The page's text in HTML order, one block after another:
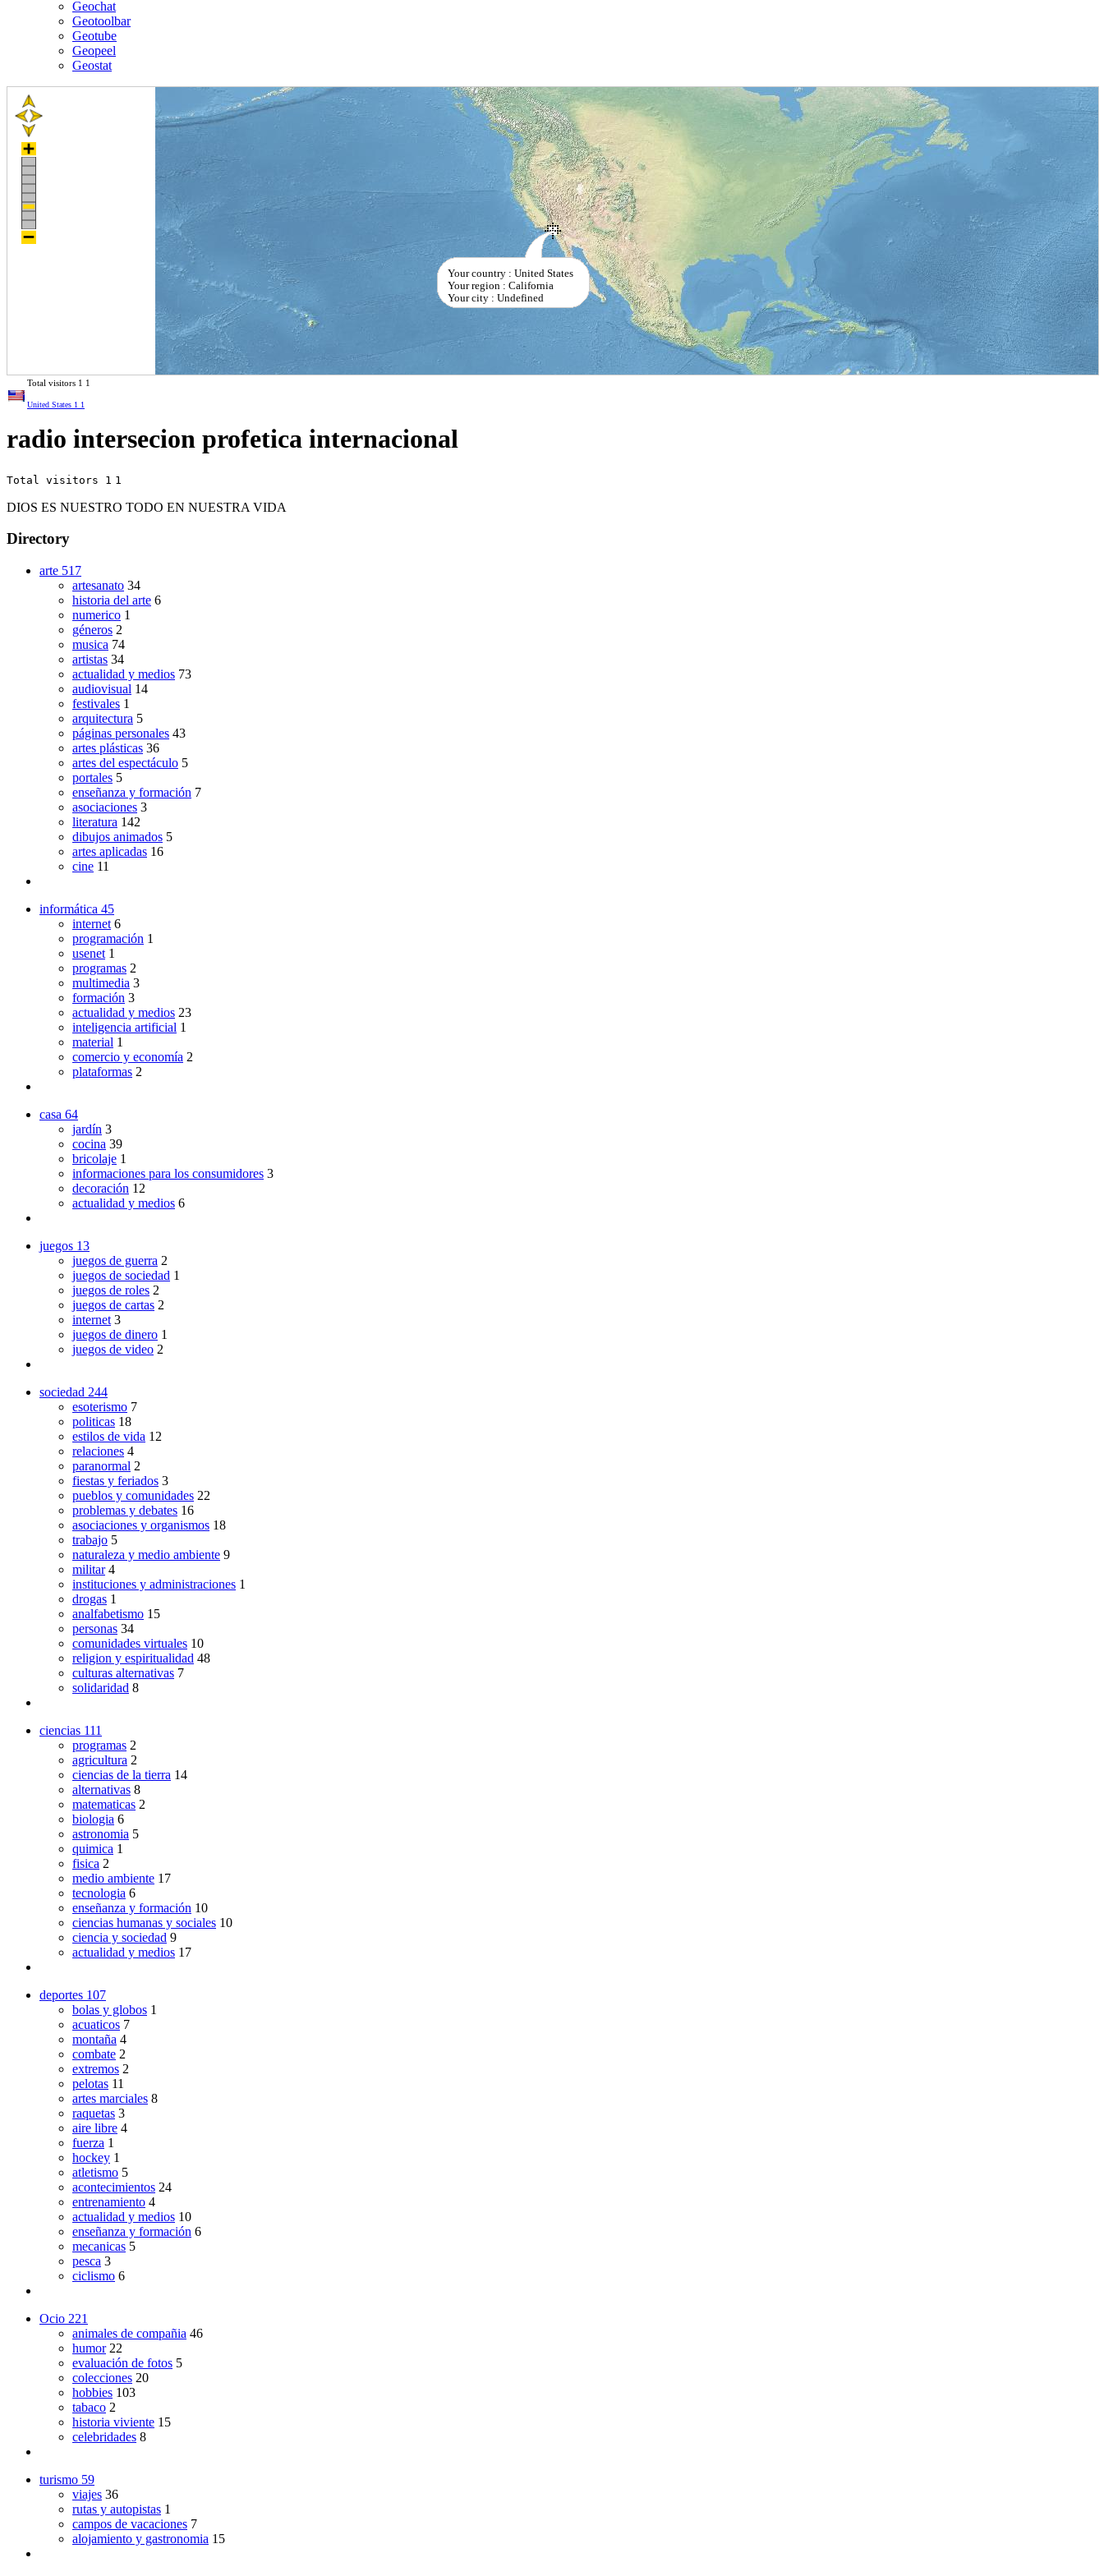
Geochat
Geotoolbar
Geotube
Geopeel
Geostat
Your country : United States
Your region : California
Your city : Undefined
Total visitors 1 1
United States 1 1
radio intersecion profetica internacional
Total visitors 1 1
DIOS ES NUESTRO TODO EN NUESTRA VIDA
Directory
arte 517
artesanato 34
historia del arte 6
numerico 1
géneros 2
musica 74
artistas 34
actualidad y medios 73
audiovisual 14
festivales 1
arquitectura 5
páginas personales 43
artes plásticas 36
artes del espectáculo 5
portales 5
enseñanza y formación 7
asociaciones 3
literatura 142
dibujos animados 5
artes aplicadas 16
cine 11
informática 45
internet 6
programación 1
usenet 1
programas 2
multimedia 3
formación 3
actualidad y medios 23
inteligencia artificial 1
material 1
comercio y economía 2
plataformas 2
casa 64
jardín 3
cocina 39
bricolaje 1
informaciones para los consumidores 3
decoración 12
actualidad y medios 6
juegos 13
juegos de guerra 2
juegos de sociedad 1
juegos de roles 2
juegos de cartas 2
internet 3
juegos de dinero 1
juegos de video 2
sociedad 244
esoterismo 7
politicas 18
estilos de vida 12
relaciones 4
paranormal 2
fiestas y feriados 3
pueblos y comunidades 22
problemas y debates 16
asociaciones y organismos 18
trabajo 5
naturaleza y medio ambiente 9
militar 4
instituciones y administraciones 1
drogas 1
analfabetismo 15
personas 34
comunidades virtuales 10
religion y espiritualidad 48
culturas alternativas 7
solidaridad 8
ciencias 111
programas 2
agricultura 2
ciencias de la tierra 14
alternativas 8
matematicas 2
biologia 6
astronomia 5
quimica 1
fisica 2
medio ambiente 17
tecnologia 6
enseñanza y formación 10
ciencias humanas y sociales 10
ciencia y sociedad 9
actualidad y medios 17
deportes 107
bolas y globos 1
acuaticos 7
montaña 4
combate 2
extremos 2
pelotas 11
artes marciales 8
raquetas 3
aire libre 4
fuerza 1
hockey 1
atletismo 5
acontecimientos 24
entrenamiento 4
actualidad y medios 10
enseñanza y formación 6
mecanicas 5
pesca 3
ciclismo 6
Ocio 221
animales de compañia 46
humor 22
evaluación de fotos 5
colecciones 20
hobbies 103
tabaco 2
historia viviente 15
celebridades 8
turismo 59
viajes 36
rutas y autopistas 1
campos de vacaciones 7
alojamiento y gastronomia 15